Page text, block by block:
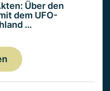
Über den
dem UFO-
…